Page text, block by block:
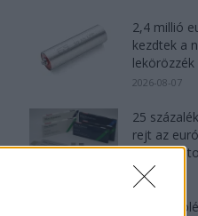
2,4 millió
kezdtek a
lekörözzék
2026-08-07
25
rejt az
2026-08-07
Dánia